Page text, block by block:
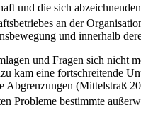
und die sich
an der
und innerhalb
und Fragen sich nicht
kam eine fortschreitende
(Mittelstraß
Probleme bestimmte